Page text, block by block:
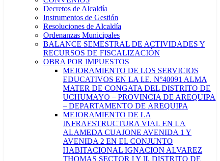
Decretos de Alcaldía
Instrumentos de Gestión
Resoluciones de Alcaldía
Ordenanzas Municipales
BALANCE SEMESTRAL DE ACTIVIDADES Y
RECURSOS DE FISCALIZACIÓN
OBRA POR IMPUESTOS
MEJORAMIENTO DE LOS SERVICIOS
EDUCATIVOS EN LA I.E. N°40091 ALMA
MATER DE CONGATA DEL DISTRITO DE
UCHUMAYO – PROVINCIA DE AREQUIPA
– DEPARTAMENTO DE AREQUIPA
MEJORAMIENTO DE LA
INFRAESTRUCTURA VIAL EN LA
ALAMEDA CUAJONE AVENIDA 1 Y
AVENIDA 2 EN EL CONJUNTO
HABITACIONAL IGNACION ALVAREZ
THOMAS SECTOR I Y II, DISTRITO DE